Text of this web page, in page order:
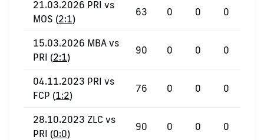
21.03.2026 PRI vs
MOS (2:1)
63 0 0 0
15.03.2026 MBA vs
PRI (2:1)
90 0 0 0
04.11.2023 PRI vs
FCP (1:2)
76 0 0 0
28.10.2023 ZLC vs
PRI (0:0)
90 0 0 0